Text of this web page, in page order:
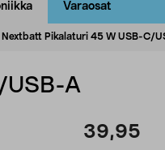
Varaosat
Nextbatt Pikalaturi 45 W USB-C/
USB-A
39,95